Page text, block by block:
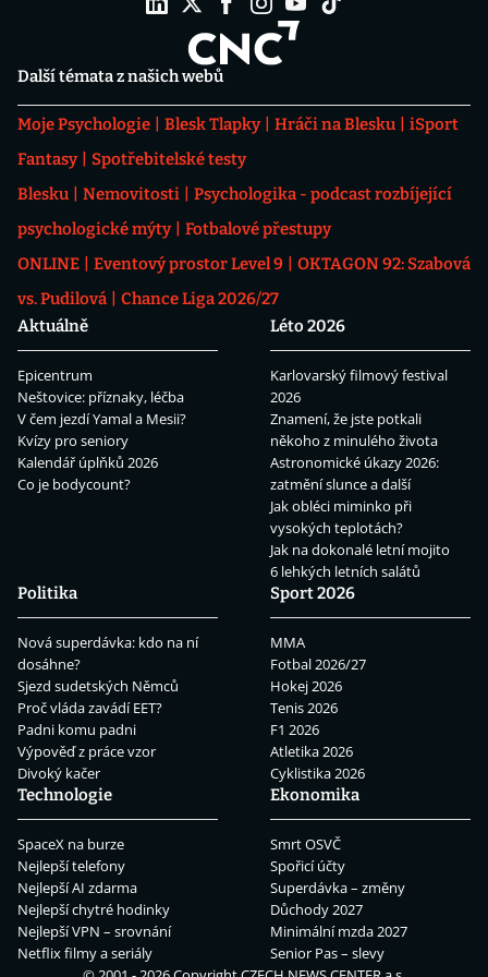
Další témata z našich webů
Moje Psychologie Blesk Tlapky Hráči na Blesku
iSport
Fantasy
Spotřebitelské testy
Blesku
Nemovitosti
Psychologika - podcast rozbíjející
psychologické mýty
Fotbalové přestupy
ONLINE
Eventový prostor Level 9
OKTAGON 92: Szabová
vs. Pudilová
Chance Liga 2026/27
Aktuálně
Epicentrum
Neštovice: příznaky, léčba
V čem jezdí Yamal a Mesii?
Kvízy pro seniory
Kalendář úplňků 2026
Co je bodycount?
Léto 2026
Karlovarský filmový festival
2026
Znamení, že jste potkali
někoho z minulého života
Astronomické úkazy 2026:
zatmění slunce a další
Jak obléci miminko při
vysokých teplotách?
Jak na dokonalé letní mojito
6 lehkých letních salátů
Politika
Nová superdávka: kdo na ní
dosáhne?
Sjezd sudetských Němců
Proč vláda zavádí EET?
Padni komu padni
Výpověď z práce vzor
Divoký kačer
Sport 2026
MMA
Fotbal 2026/27
Hokej 2026
Tenis 2026
F1 2026
Atletika 2026
Cyklistika 2026
Technologie
SpaceX na burze
Nejlepší telefony
Nejlepší AI zdarma
Nejlepší chytré hodinky
Nejlepší VPN – srovnání
Netflix filmy a seriály
Ekonomika
Smrt OSVČ
Spořicí účty
Superdávka – změny
Důchody 2027
Minimální mzda 2027
Senior Pas – slevy